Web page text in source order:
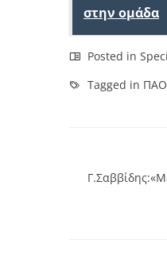
στην ομάδα
Posted in
Tagged in